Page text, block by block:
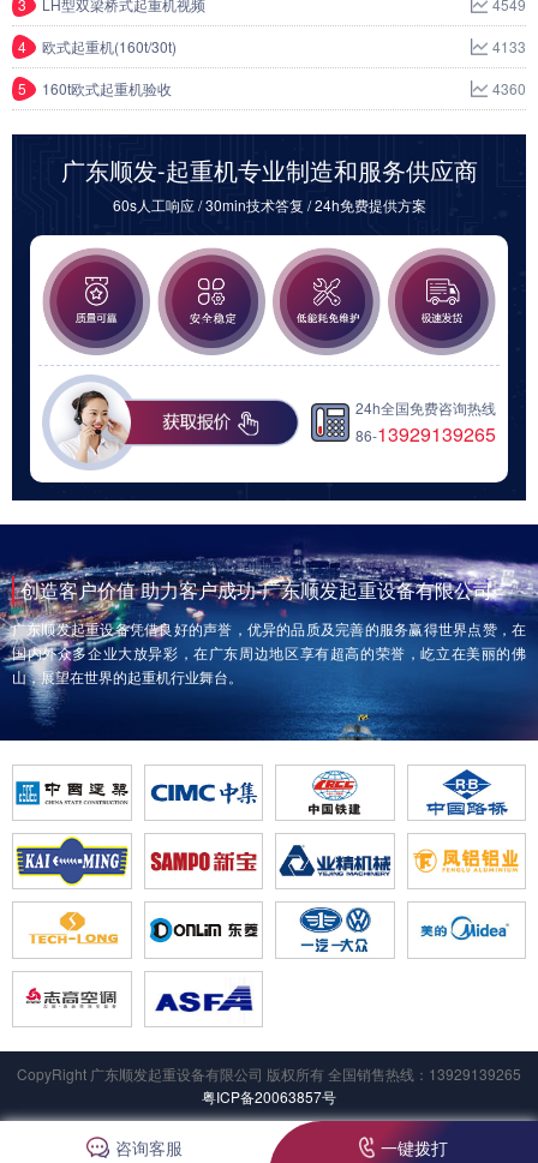
4 欧式起重机(160t/30t) 4133
5 160t欧式起重机验收 4360
广东顺发-起重机专业制造和服务供应商
60s人工响应 / 30min技术答复 / 24h免费提供方案
24h全国免费咨询热线
86-13929139265
创造客户价值 助力客户成功-广东顺发起重设备有限公司
广东顺发起重设备凭借良好的声誉，优异的品质及完善的服务赢得世界点赞，在
国内外众多企业大放异彩，在广东周边地区享有超高的荣誉，屹立在美丽的佛
山，展望在世界的起重机行业舞台。
CopyRight 广东顺发起重设备有限公司 版权所有 全国销售热线：13929139265
粤ICP备20063857号
咨询客服 一键拨打